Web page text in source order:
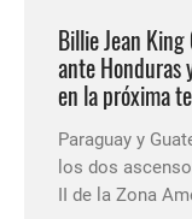
Billie Jean
ante Honduras
en la próxima
Paraguay y
los dos
II de la Zona